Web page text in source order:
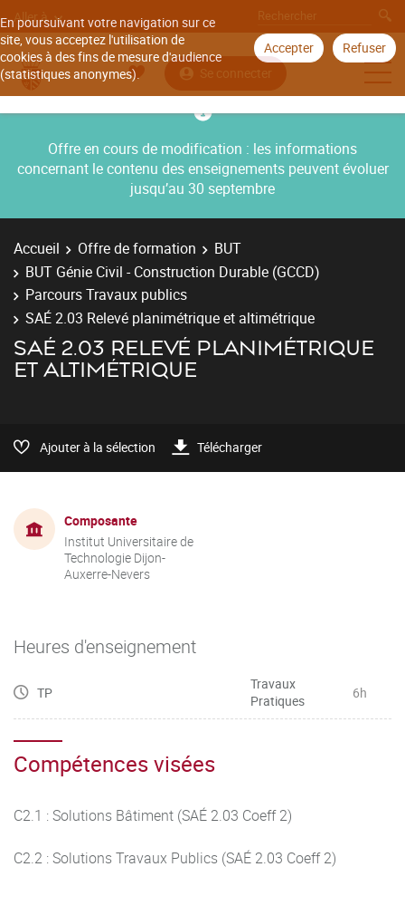
En poursuivant votre navigation sur ce
site, vous acceptez l'utilisation de
cookies à des fins de mesure d'audience
(statistiques anonymes).
Accepter Refuser
Aller à
Se connecter
Offre en cours de modification : les informations
concernant le contenu des enseignements peuvent évoluer
jusqu’au 30 septembre
Accueil Offre de formation
BUT
BUT Génie Civil - Construction Durable (GCCD)
Parcours Travaux publics
SAÉ 2.03 Relevé planimétrique et altimétrique
SAÉ 2.03 RELEVÉ PLANIMÉTRIQUE
ET ALTIMÉTRIQUE
Ajouter à la sélection Télécharger
Composante
Institut Universitaire de
Technologie Dijon-
Auxerre-Nevers
Heures d'enseignement
TP
Travaux
Pratiques
6h
Compétences visées
C2.1 : Solutions Bâtiment (SAÉ 2.03 Coeff 2)
C2.2 : Solutions Travaux Publics (SAÉ 2.03 Coeff 2)